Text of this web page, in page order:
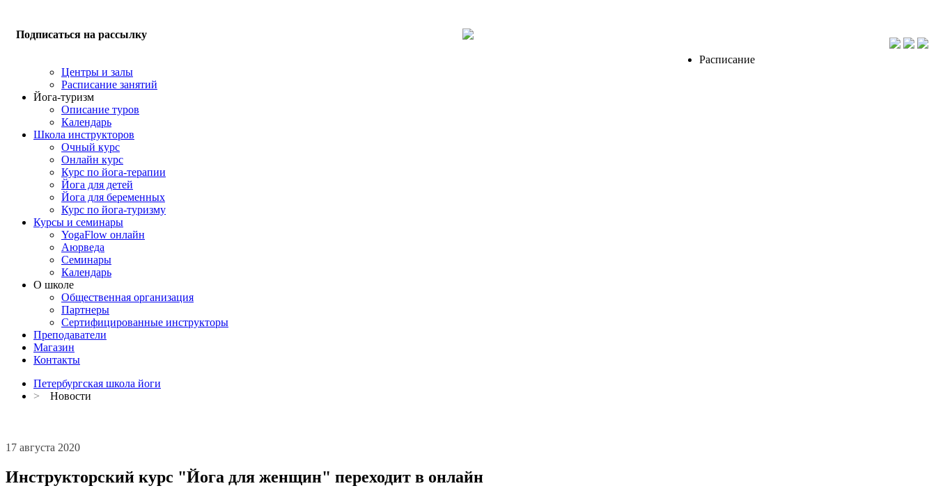
Подписаться на рассылку
Расписание
Центры и залы
Расписание занятий
Йога-туризм
Описание туров
Календарь
Школа инструкторов
Очный курс
Онлайн курс
Курс по йога-терапии
Йога для детей
Йога для беременных
Курс по йога-туризму
Курсы и семинары
YogaFlow онлайн
Аюрведа
Семинары
Календарь
О школе
Общественная организация
Партнеры
Сертифицированные инструкторы
Преподаватели
Магазин
Контакты
Петербургская школа йоги
>
Новости
17 августа 2020
Инструкторский курс "Йога для женщин" переходит в онлайн